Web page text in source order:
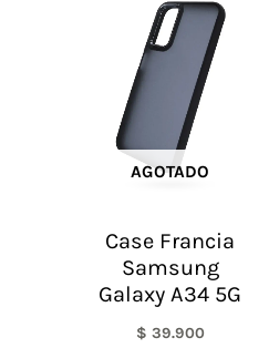
AGOTADO
Case Francia
Samsung
Galaxy A34 5G
$ 39.900